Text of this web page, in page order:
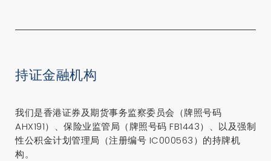
持证金融机构
我们是香港证券及期货事务监察委员会（牌照号码
AHX191）、保险业监管局（牌照号码 FB1443）、以及强制
性公积金计划管理局（注册编号 IC000563）的持牌机
构。